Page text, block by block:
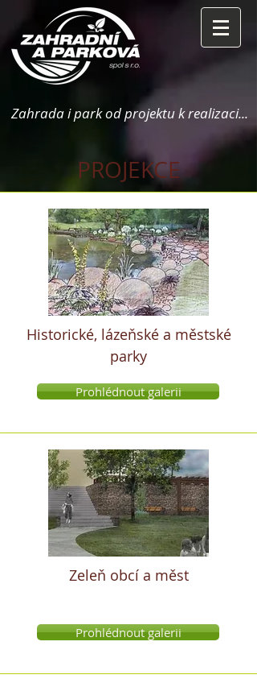
Zahrada i park od projektu k realizaci...
PROJEKCE
Historické, lázeňské a městské
parky
Prohlédnout galerii
Zeleň obcí a měst
Prohlédnout galerii